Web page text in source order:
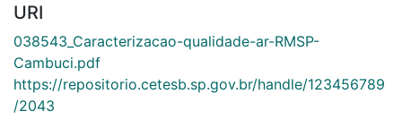
URI
038543_Caracterizacao-qualidade-ar-RMSP-
Cambuci.pdf
https://repositorio.cetesb.sp.gov.br/handle/123456789
/2043